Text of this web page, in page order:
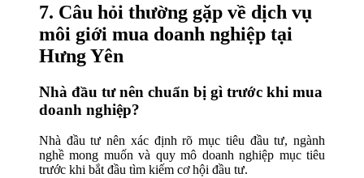
7. Câu hỏi thường gặp về dịch vụ
môi giới mua doanh nghiệp tại
Hưng Yên
Nhà đầu tư nên chuẩn bị gì trước khi mua
doanh nghiệp?
Nhà đầu tư nên xác định rõ mục tiêu đầu tư, ngành
nghề mong muốn và quy mô doanh nghiệp mục tiêu
trước khi bắt đầu tìm kiếm cơ hội đầu tư.